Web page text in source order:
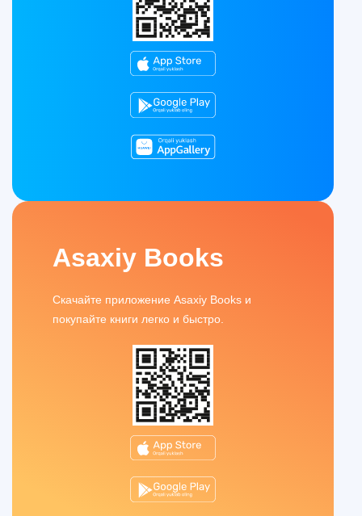
Asaxiy Books
Скачайте приложение Asaxiy Books и
покупайте книги легко и быстро.